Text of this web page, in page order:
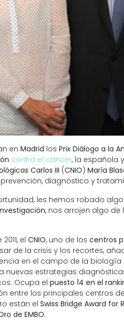
en Madrid los Prix Diálogo a la
contra el cáncer, la española
Carlos III (CNIO) María
prevención, diagnóstico y
les hemos robado
, nos arrojen algo
el CNIO, uno de los centros
de la crisis y los recortes,
en el campo de la
nuevas estrategias
Ocupa el puesto 14 en el
entre los principales centros
están el Swiss Bridge Award for
de EMBO.
la cosmética
las
diaria